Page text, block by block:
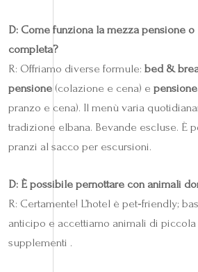
D: Come funziona la mezza pensione
completa?
R: Offriamo diverse formule: bed &
pensione (colazione e cena) e
pranzo e cena). Il menù varia
tradizione elbana. Bevande escluse. È
pranzi al sacco per escursioni.
D: È possibile pernottare con animali
R: Certamente! L’hotel è pet‑friendly;
anticipo e accettiamo animali di
supplementi .